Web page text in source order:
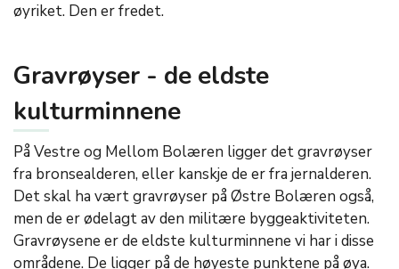
øyriket. Den er fredet.
Gravrøyser - de eldste
kulturminnene
På Vestre og Mellom Bolæren ligger det gravrøyser
fra bronsealderen, eller kanskje de er fra jernalderen.
Det skal ha vært gravrøyser på Østre Bolæren også,
men de er ødelagt av den militære byggeaktiviteten.
Gravrøysene er de eldste kulturminnene vi har i disse
områdene. De ligger på de høyeste punktene på øya.